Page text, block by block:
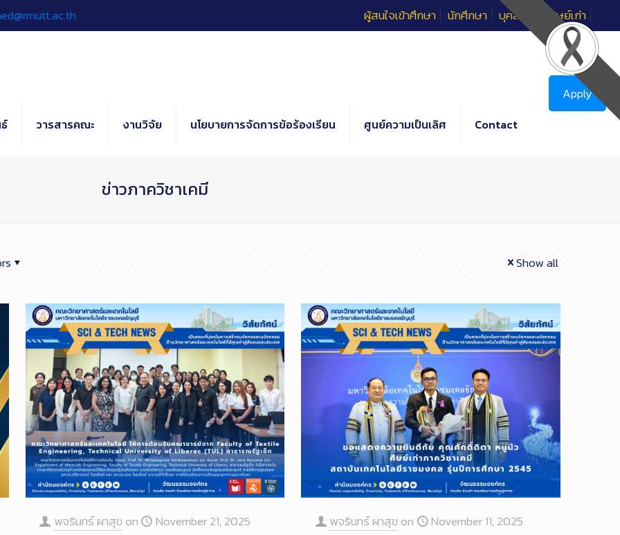
ผู้สนใจเข้าศึกษา นักศึกษา บุคลากร ศิษย์เก่า
วารสารคณะ งานวิจัย นโยบายการจัดการข้อร้องเรียน ศูนย์ความเป็นเลิศ Contact
Apply
ข่าวภาควิชาเคมี
Show all
พจรินทร์ ผาสุข on November 21, 2025 พจรินทร์ ผาสุข on November 11, 2025